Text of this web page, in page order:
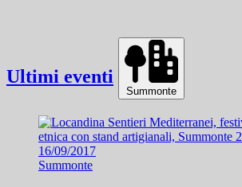
Ultimi eventi
Summonte
16/09/2017
Summonte